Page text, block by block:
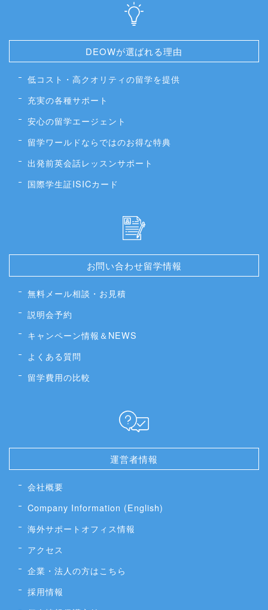
DEOWが選ばれる理由
低コスト・高クオリティの留学を提供
充実の各種サポート
安心の留学エージェント
留学ワールドならではのお得な特典
出発前英会話レッスンサポート
国際学生証ISICカード
お問い合わせ留学情報
無料メール相談・お見積
説明会予約
キャンペーン情報＆NEWS
よくある質問
留学費用の比較
運営者情報
会社概要
Company Information (English)
海外サポートオフィス情報
アクセス
企業・法人の方はこちら
採用情報